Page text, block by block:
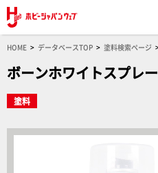
HOME データベースTOP 塗料検索ページ
ボーンホワイトスプレー
塗料